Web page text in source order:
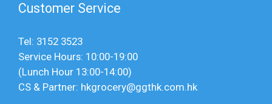
Customer Service
Tel: 3152 3523
Service Hours: 10:00-19:00
(Lunch Hour 13:00-14:00)
CS & Partner: hkgrocery@ggthk.com.hk